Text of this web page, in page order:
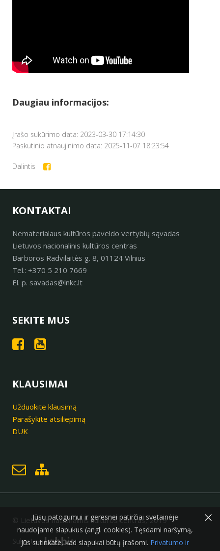
Daugiau informacijos:
Įrašo sukūrimo data: 2023-03-30 17:14:30
Paskutinio atnaujinimo data: 2025-11-07 18:23:54
Dalintis
KONTAKTAI
Nematerialaus kultūros paveldo vertybių sąvadas
Lietuvos nacionalinis kultūros centras
Barboros Radvilaitės g. 8, 01124 Vilnius
Tel.: +370 5 210 7669
El. p. savadas@lnkc.lt
SEKITE MUS
KLAUSIMAI
Užduokite klausimą
Parašykite atsiliepimą
DUK
© Lietuvos nacionalinis kultūros centras, 2019
Sukurta:
×
Jūsų patogumui ir geresnei patirčiai svetainėje
naudojame slapukus (angl. cookies). Tęsdami naršymą,
Jūs sutinkate, kad slapukai būtų įrašomi. Privatumo ir